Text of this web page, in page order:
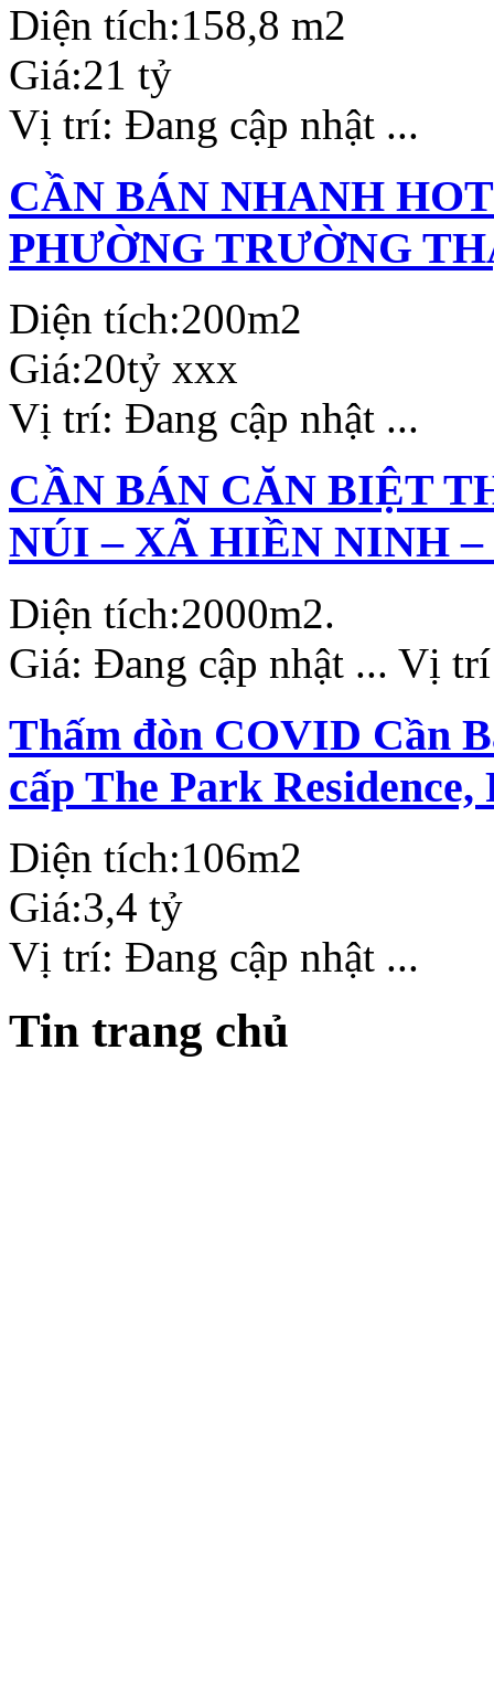
Diện tích:158,8 m2
Giá:21 tỷ
Vị trí: Đang cập nhật ...
CẦN BÁN NHANH
PHƯỜNG TRƯỜNG
Diện tích:200m2
Giá:20tỷ xxx
Vị trí: Đang cập nhật ...
CẦN BÁN CĂN BIỆT
NÚI – XÃ HIỀN NINH –
Diện tích:2000m2.
Giá: Đang cập nhật ... Vị
Thấm đòn COVID Cần
cấp The Park
Diện tích:106m2
Giá:3,4 tỷ
Vị trí: Đang cập nhật ...
Tin trang chủ